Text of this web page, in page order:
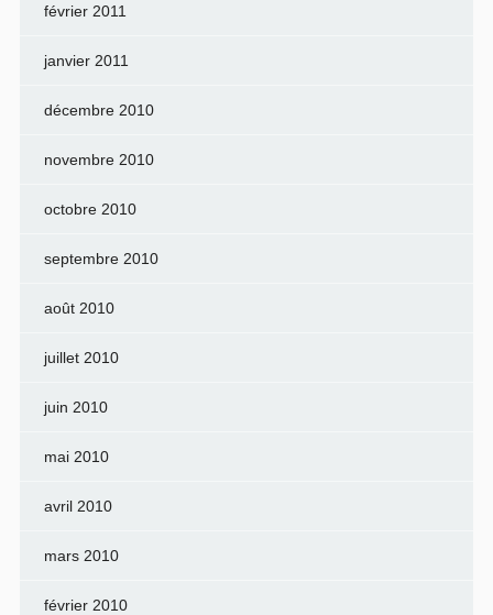
février 2011
janvier 2011
décembre 2010
novembre 2010
octobre 2010
septembre 2010
août 2010
juillet 2010
juin 2010
mai 2010
avril 2010
mars 2010
février 2010